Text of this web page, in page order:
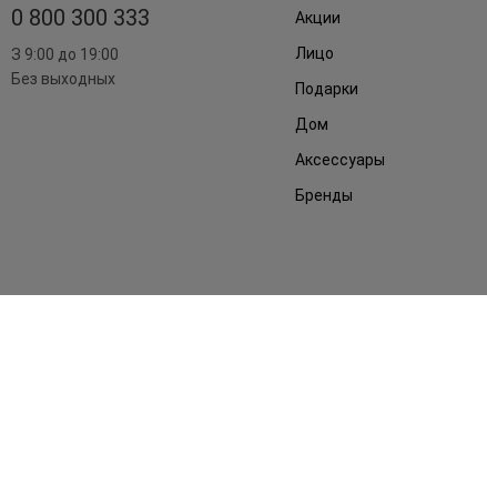
0 800 300 333
З 9:00 до 19:00
Без выходных
Акции
Лицо
Подарки
Дом
Аксессуары
Бренды